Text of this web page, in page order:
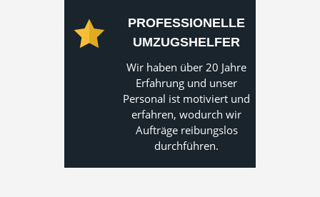
PROFESSIONELLE
UMZUGSHELFER
Wir haben über 20 Jahre
Erfahrung und unser
Personal ist motiviert und
erfahren, wodurch wir
Aufträge reibungslos
durchführen.